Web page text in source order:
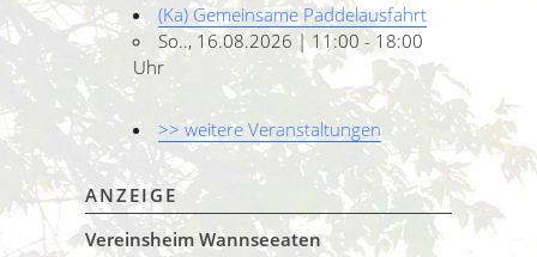
(Ka) Gemeinsame Paddelausfahrt
So.., 16.08.2026 | 11:00 - 18:00
Uhr
>> weitere Veranstaltungen
ANZEIGE
Vereinsheim Wannseeaten